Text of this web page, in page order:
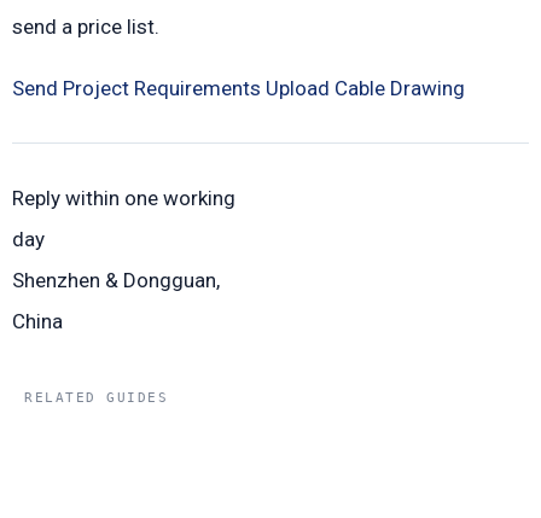
send a price list.
Send Project Requirements Upload Cable Drawing
Reply within one working
day
Shenzhen & Dongguan,
China
RELATED GUIDES